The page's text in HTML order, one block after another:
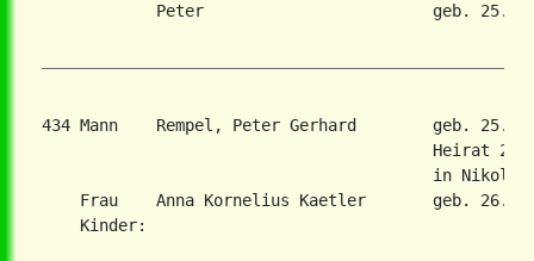
Peter                        geb. 25.
434 Mann    Rempel, Peter Gerhard        geb. 25.
Heirat 26.
in
Frau    Anna Kornelius Kaetler       geb. 26.
    Kinder: